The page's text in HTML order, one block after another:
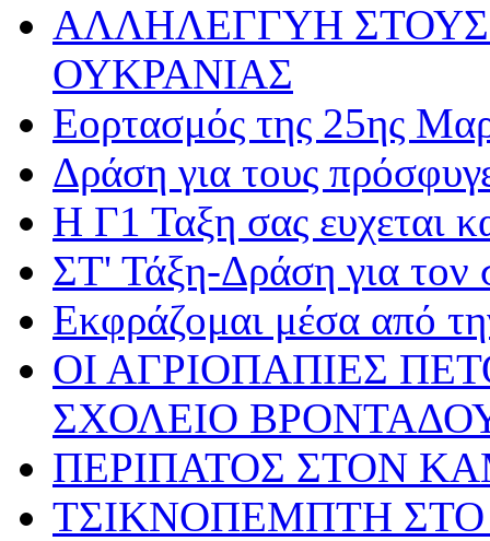
ΑΛΛΗΛΕΓΓΥΗ
ΟΥΚΡΑΝΙΑΣ
Εορτασμός της 25ης
Δράση για τους
Η Γ1 Ταξη σας ευχεται
ΣΤ' Τάξη-Δράση για τον
Εκφράζομαι μέσα από
ΟΙ ΑΓΡΙΟΠΑΠΙΕΣ
ΣΧΟΛΕΙΟ
ΠΕΡΙΠΑΤΟΣ ΣΤΟΝ
ΤΣΙΚΝΟΠΕΜΠΤΗ ΣΤΟ